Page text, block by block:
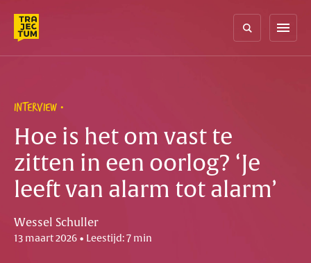
content
menu
INTERVIEW
Hoe is het om vast te
zitten in een oorlog? ‘Je
leeft van alarm tot alarm’
Wessel Schuller
13 maart 2026 • Leestijd: 7 min